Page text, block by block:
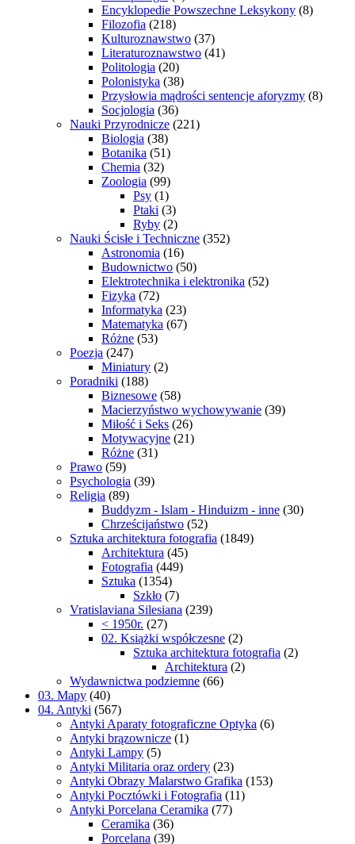
Encyklopedie Powszechne Leksykony (8)
Filozofia (218)
Kulturoznawstwo (37)
Literaturoznawstwo (41)
Politologia (20)
Polonistyka (38)
Przysłowia mądrości sentencje aforyzmy (8)
Socjologia (36)
Nauki Przyrodnicze (221)
Biologia (38)
Botanika (51)
Chemia (32)
Zoologia (99)
Psy (1)
Ptaki (3)
Ryby (2)
Nauki Ścisłe i Techniczne (352)
Astronomia (16)
Budownictwo (50)
Elektrotechnika i elektronika (52)
Fizyka (72)
Informatyka (23)
Matematyka (67)
Różne (53)
Poezja (247)
Miniatury (2)
Poradniki (188)
Biznesowe (58)
Macierzyństwo wychowywanie (39)
Miłość i Seks (26)
Motywacyjne (21)
Różne (31)
Prawo (59)
Psychologia (39)
Religia (89)
Buddyzm - Islam - Hinduizm - inne (30)
Chrześcijaństwo (52)
Sztuka architektura fotografia (1849)
Architektura (45)
Fotografia (449)
Sztuka (1354)
Szkło (7)
Vratislaviana Silesiana (239)
< 1950r. (27)
02. Książki współczesne (2)
Sztuka architektura fotografia (2)
Architektura (2)
Wydawnictwa podziemne (66)
03. Mapy (40)
04. Antyki (567)
Antyki Aparaty fotograficzne Optyka (6)
Antyki brązownicze (1)
Antyki Lampy (5)
Antyki Militaria oraz ordery (23)
Antyki Obrazy Malarstwo Grafika (153)
Antyki Pocztówki i Fotografia (11)
Antyki Porcelana Ceramika (77)
Ceramika (36)
Porcelana (39)